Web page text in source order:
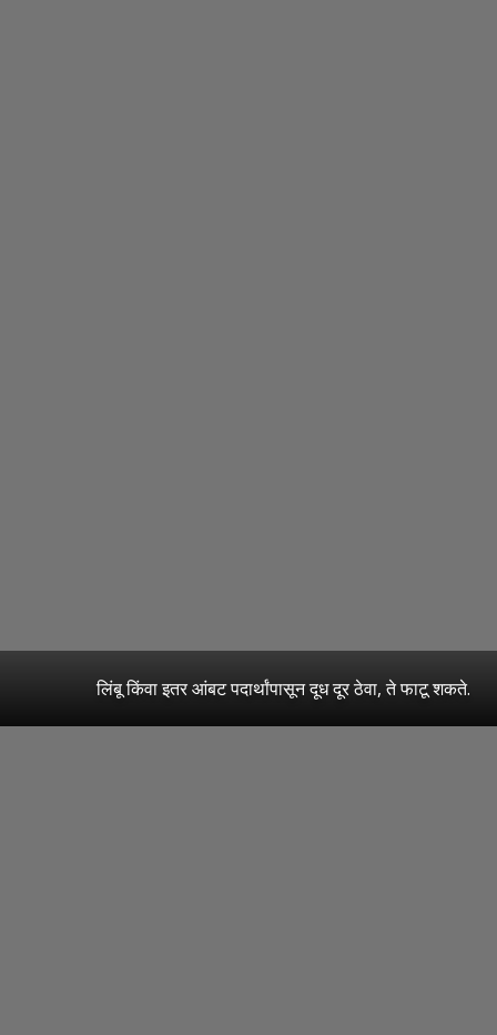
लिंबू किंवा इतर आंबट पदार्थांपासून दूध दूर ठेवा, ते फाटू शकते.